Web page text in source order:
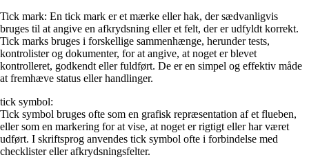
Tick mark: En tick mark er et mærke eller hak, der sædvanligvis
bruges til at angive en afkrydsning eller et felt, der er udfyldt korrekt.
Tick marks bruges i forskellige sammenhænge, herunder tests,
kontrolister og dokumenter, for at angive, at noget er blevet
kontrolleret, godkendt eller fuldført. De er en simpel og effektiv måde
at fremhæve status eller handlinger.
tick symbol:
Tick symbol bruges ofte som en grafisk repræsentation af et flueben,
eller som en markering for at vise, at noget er rigtigt eller har været
udført. I skriftsprog anvendes tick symbol ofte i forbindelse med
checklister eller afkrydsningsfelter.